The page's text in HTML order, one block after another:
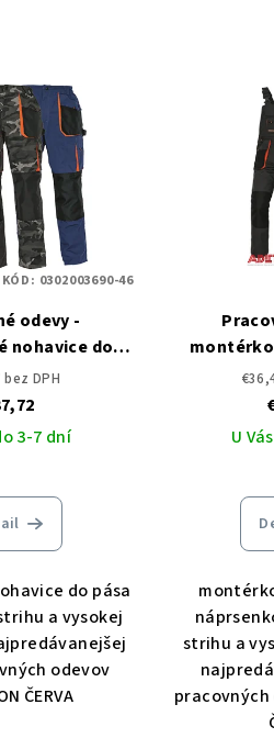
odevy -
nohavice do
ČERVA
DPH
3-7 dní
do pása
a vysokej
odevov
ČERVA
KÓD: 0302003690-46
traky
U
strihu a
pracovných